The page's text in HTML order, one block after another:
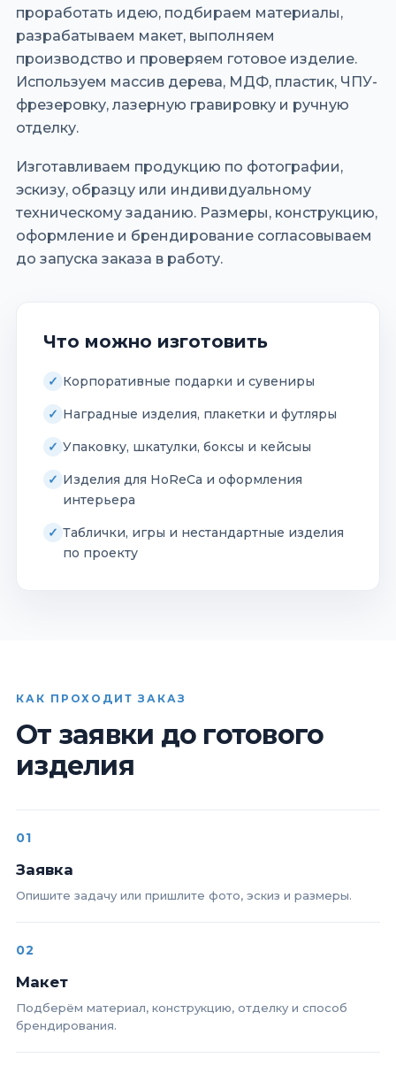
проработать идею, подбираем материалы,
разрабатываем макет, выполняем
производство и проверяем готовое изделие.
Используем массив дерева, МДФ, пластик, ЧПУ-
фрезеровку, лазерную гравировку и ручную
отделку.
Изготавливаем продукцию по фотографии,
эскизу, образцу или индивидуальному
техническому заданию. Размеры, конструкцию,
оформление и брендирование согласовываем
до запуска заказа в работу.
Что можно изготовить
Корпоративные подарки и сувениры
Наградные изделия, плакетки и футляры
Упаковку, шкатулки, боксы и кейсыы
Изделия для HoReCa и оформления
интерьера
Таблички, игры и нестандартные изделия
по проекту
КАК ПРОХОДИТ ЗАКАЗ
От заявки до готового
изделия
01
Заявка
Опишите задачу или пришлите фото, эскиз и размеры.
02
Макет
Подберём материал, конструкцию, отделку и способ
брендирования.